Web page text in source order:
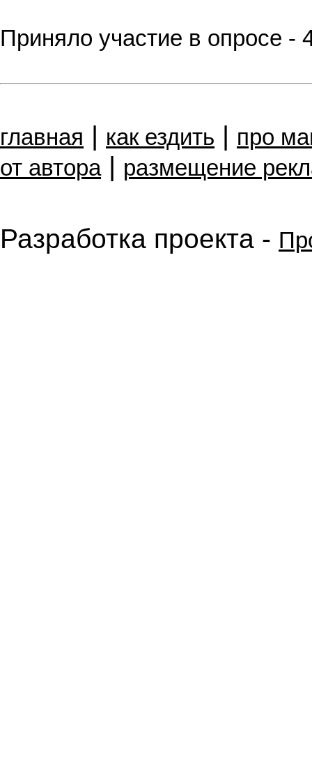
Приняло участие в опросе -
главная | как ездить | про
от автора| размещение
Разработка проекта -